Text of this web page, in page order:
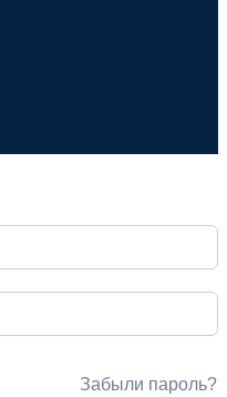
Забыли пароль?